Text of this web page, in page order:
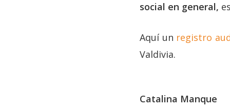
social en general,
Aquí un registro
Valdivia.
Catalina Manque